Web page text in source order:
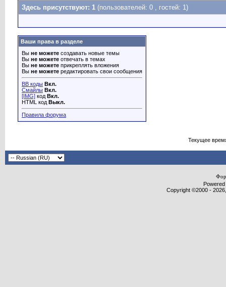
Здесь присутствуют: 1 (пользователей: 0 , гостей: 1)
Ваши права в разделе
Вы не можете создавать новые темы
Вы не можете отвечать в темах
Вы не можете прикреплять вложения
Вы не можете редактировать свои сообщения
BB коды Вкл.
Смайлы Вкл.
[IMG] код Вкл.
HTML код Выкл.
Правила форума
Текущее
Copyright ©2000 -